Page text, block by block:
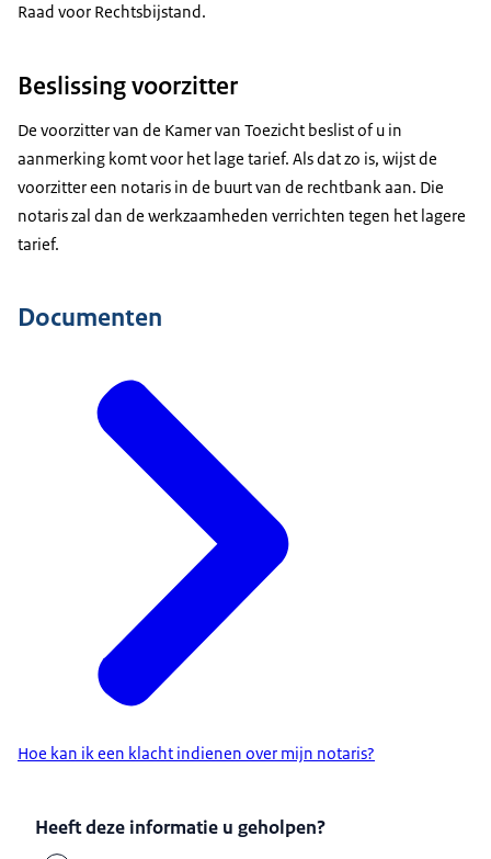
Raad voor Rechtsbijstand.
Beslissing voorzitter
De voorzitter van de Kamer van Toezicht beslist of u in
aanmerking komt voor het lage tarief. Als dat zo is, wijst de
voorzitter een notaris in de buurt van de rechtbank aan. Die
notaris zal dan de werkzaamheden verrichten tegen het lagere
tarief.
Documenten
Hoe kan ik een klacht indienen over mijn notaris?
Heeft deze informatie u geholpen?